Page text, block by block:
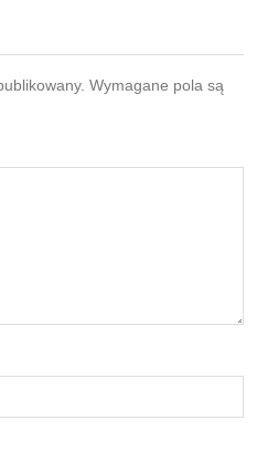
Wymagane pola są